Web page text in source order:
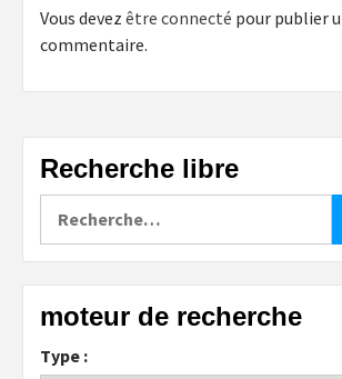
Vous devez être connecté pour publier
commentaire.
Recherche libre
moteur de recherche
Type :